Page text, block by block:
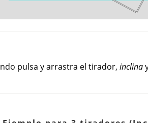
pulsa y arrastra el tirador, inclina